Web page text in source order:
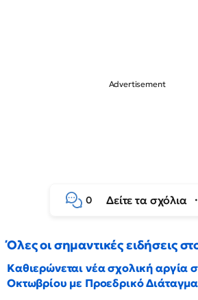
0 Δείτε τα σχόλια
Όλες οι σημαντικές ειδήσεις
Καθιερώνεται νέα σχολική αργία
Οκτωβρίου με Προεδρικό Διάταγμα